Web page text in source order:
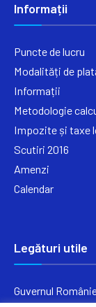
Informații
Puncte de lucru
Modalități de
Informații
Metodologie
Impozite și taxe
Scutiri 2016
Amenzi
Calendar
Legături utile
Guvernul